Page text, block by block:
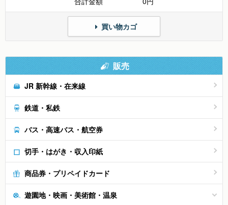
買い物カゴ
販売
JR 新幹線・在来線
鉄道・私鉄
バス・高速バス・航空券
切手・はがき・収入印紙
商品券・プリペイドカード
遊園地・映画・美術館・温泉